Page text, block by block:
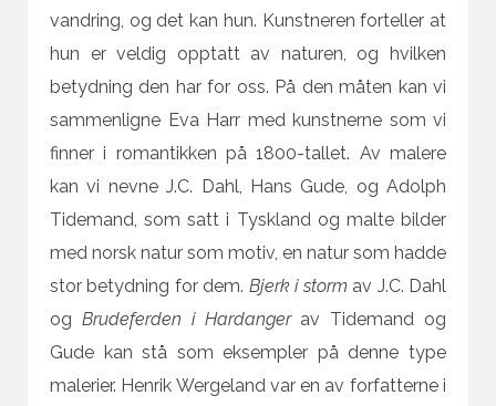
vandring, og det kan hun. Kunstneren forteller at
hun er veldig opptatt av naturen, og hvilken
betydning den har for oss. På den måten kan vi
sammenligne Eva Harr med kunstnerne som vi
finner i romantikken på 1800-tallet. Av malere
kan vi nevne J.C. Dahl, Hans Gude, og Adolph
Tidemand, som satt i Tyskland og malte bilder
med norsk natur som motiv, en natur som hadde
stor betydning for dem. Bjerk i storm av J.C. Dahl
og Brudeferden i Hardanger av Tidemand og
Gude kan stå som eksempler på denne type
malerier. Henrik Wergeland var en av forfatterne i